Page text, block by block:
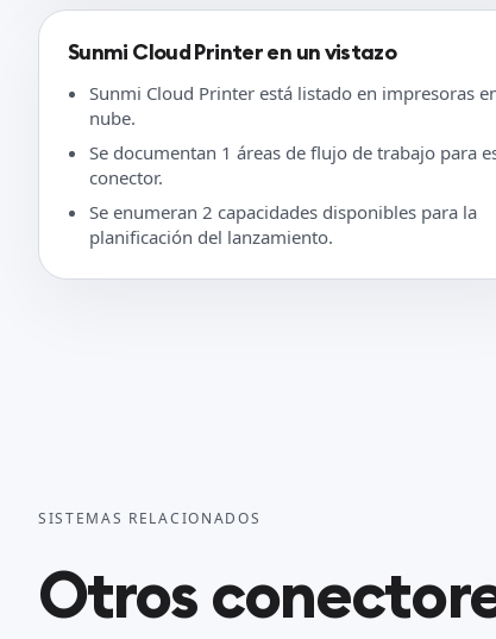
Sunmi Cloud Printer en un vistazo
Sunmi Cloud Printer está listado en impresoras
nube.
Se documentan 1 áreas de flujo de trabajo para
conector.
Se enumeran 2 capacidades disponibles para la
planificación del lanzamiento.
SISTEMAS RELACIONADOS
Otros